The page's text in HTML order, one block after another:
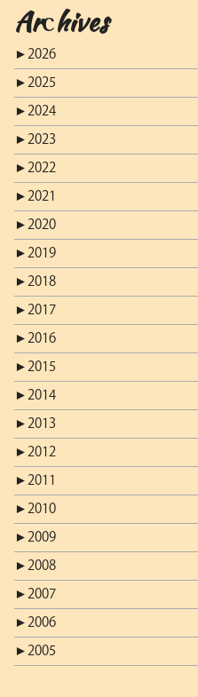
Archives
► 2026
► 2025
► 2024
► 2023
► 2022
► 2021
► 2020
► 2019
► 2018
► 2017
► 2016
► 2015
► 2014
► 2013
► 2012
► 2011
► 2010
► 2009
► 2008
► 2007
► 2006
► 2005